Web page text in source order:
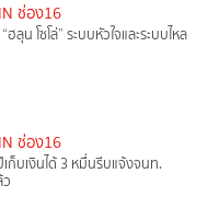
ช่อง16
ลุน โซโล่” ระบบหัวใจและระบบไหล
ช่อง16
ก็บเงินได้ 3 หมื่นรีบแจ้งจนท.